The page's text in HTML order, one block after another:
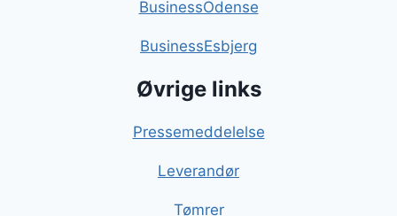
BusinessOdense
BusinessEsbjerg
Øvrige links
Pressemeddelelse
Leverandør
Tømrer